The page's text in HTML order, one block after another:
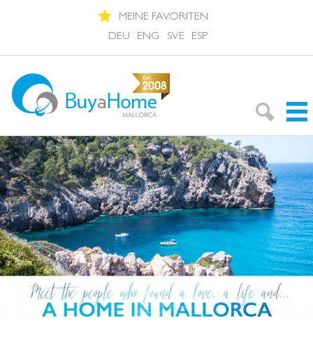
MEINE FAVORITEN
DEU
ENG SVE ESP
Immobilien suchen
Neubauprojekte
Nachbarschaften
Über Mallorca